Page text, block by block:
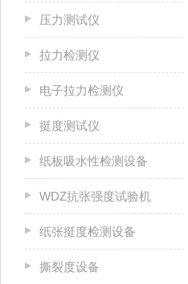
压力测试仪
拉力检测仪
电子拉力检测仪
挺度测试仪
纸板吸水性检测设备
WDZ抗张强度试验机
纸张挺度检测设备
撕裂度设备